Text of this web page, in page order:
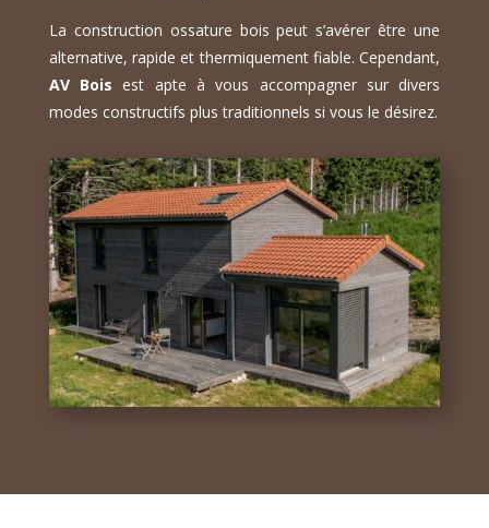
La construction ossature bois peut s’avérer être une
alternative, rapide et thermiquement fiable. Cependant,
AV Bois est apte à vous accompagner sur divers
modes constructifs plus traditionnels si vous le désirez.